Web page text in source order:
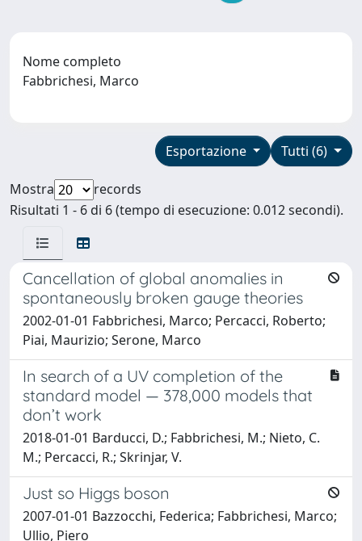
Nome completo
Fabbrichesi, Marco
Tutti (6)
Esportazione
Mostra
records
Risultati 1 - 6 di 6 (tempo di esecuzione: 0.012 secondi).
Cancellation of global anomalies in
spontaneously broken gauge theories
2002-01-01 Fabbrichesi, Marco; Percacci, Roberto;
Piai, Maurizio; Serone, Marco
In search of a UV completion of the
standard model — 378,000 models that
don’t work
2018-01-01 Barducci, D.; Fabbrichesi, M.; Nieto, C.
M.; Percacci, R.; Skrinjar, V.
Just so Higgs boson
2007-01-01 Bazzocchi, Federica; Fabbrichesi, Marco;
Ullio, Piero